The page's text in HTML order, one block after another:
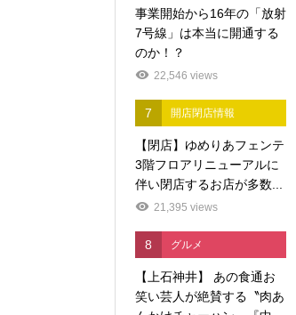
事業開始から16年の「放射
7号線」は本当に開通する
のか！？
22,546 views
7 開店閉店情報
【閉店】ゆめりあフェンテ
3階フロアリニューアルに
伴い閉店するお店が多数...
21,395 views
8 グルメ
【上石神井】 あの食通お
笑い芸人が絶賛する〝肉あ